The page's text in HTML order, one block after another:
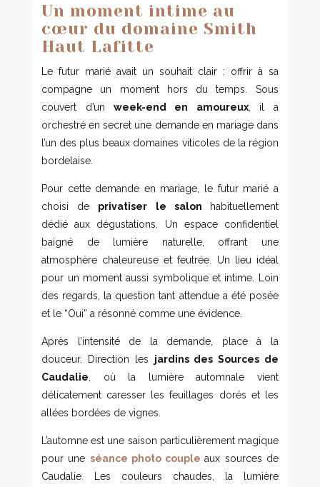
Un moment intime au
cœur du domaine Smith
Haut Lafitte
Le futur marié avait un souhait clair : offrir à sa
compagne un moment hors du temps. Sous
couvert d’unweek-end en amoureux, il a
orchestré en secret une demande en mariage dans
l’un des plus beaux domaines viticoles de la région
bordelaise.
Pour cette demande en mariage, le futur marié a
choisi de privatiser le salon
habituellement
dédié aux dégustations. Un espace confidentiel
baigné de lumière naturelle, offrant une
atmosphère chaleureuse et feutrée. Un lieu idéal
pour un moment aussi symbolique et intime. Loin
des regards, la question tant attendue a été posée
et le “Oui” a résonné comme une évidence.
Après l’intensité de la demande, place à la
douceur. Direction les jardins des Sources de
Caudalie , où la lumière automnale vient
délicatement caresser les feuillages dorés et les
allées bordées de vignes.
L’automne est une saison particulièrement magique
pour une séance photo coupleaux sources de
Caudalie. Les couleurs chaudes, la lumière